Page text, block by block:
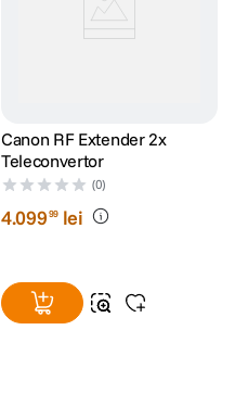
Canon RF Extender 2x
Teleconvertor
(0)
4.09999 lei